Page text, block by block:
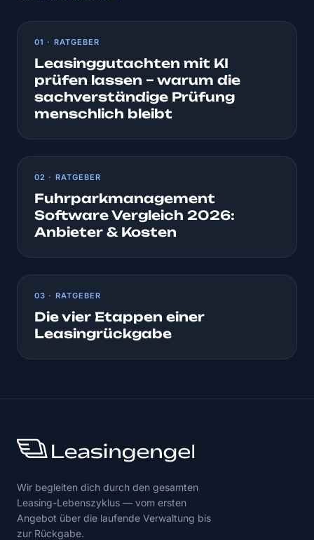
01 · RATGEBER
Leasinggutachten mit KI
prüfen lassen – warum die
sachverständige Prüfung
menschlich bleibt
02 · RATGEBER
Fuhrparkmanagement
Software Vergleich 2026:
Anbieter & Kosten
03 · RATGEBER
Die vier Etappen einer
Leasingrückgabe
Wir begleiten dich durch den gesamten
Leasing-Lebenszyklus — vom ersten
Angebot über die laufende Verwaltung bis
zur Rückgabe.